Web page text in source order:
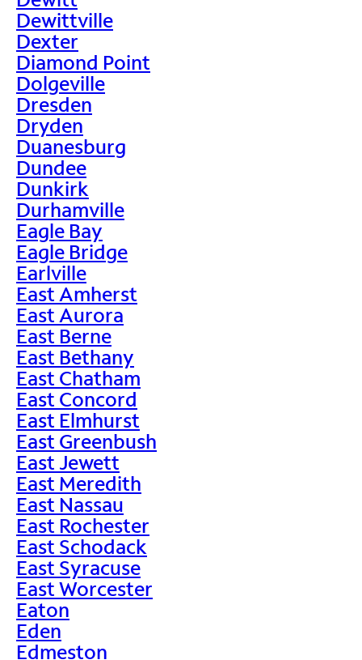
Dewittville
Dexter
Diamond Point
Dolgeville
Dresden
Dryden
Duanesburg
Dundee
Dunkirk
Durhamville
Eagle Bay
Eagle Bridge
Earlville
East Amherst
East Aurora
East Berne
East Bethany
East Chatham
East Concord
East Elmhurst
East Greenbush
East Jewett
East Meredith
East Nassau
East Rochester
East Schodack
East Syracuse
East Worcester
Eaton
Eden
Edmeston